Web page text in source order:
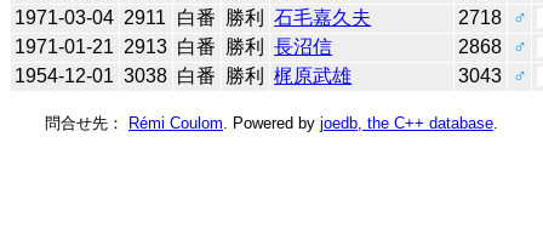
1971-03-04 2911 白番 勝利 石毛嘉久夫 2718
♂
1971-01-21 2913 白番 勝利 長沼信 2868
♂
1954-12-01 3038 白番 勝利 梶原武雄 3043 ♂
問合せ先： Rémi Coulom . Powered by joedb, the C++ database